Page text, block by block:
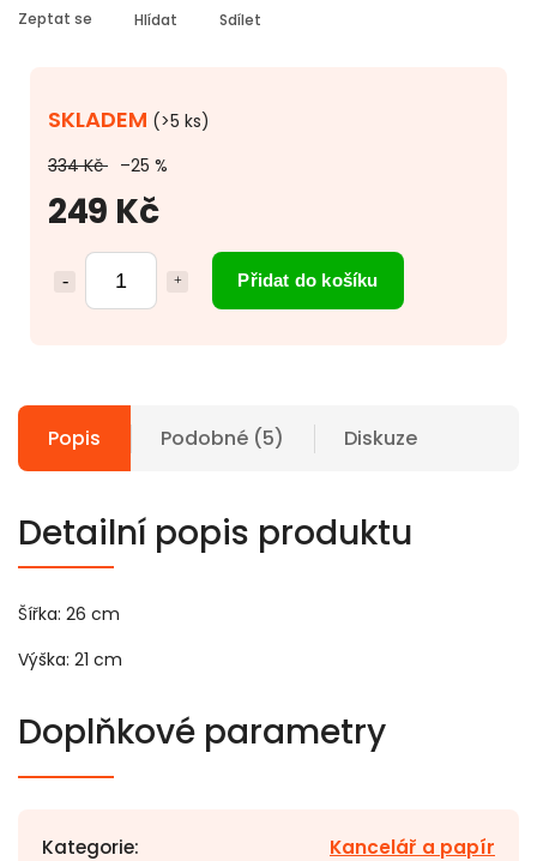
334 Kč –25 %
249 Kč
Přidat do košíku
SKLADEM (>5 ks)
Zeptat se Hlídat Sdílet
Popis Podobné (5) Diskuze
Detailní popis produktu
Šířka: 26 cm
Výška: 21 cm
Doplňkové parametry
Kategorie: Kancelář a papír